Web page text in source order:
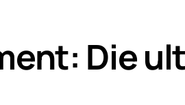
Die